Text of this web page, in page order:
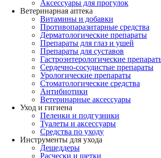
Аксессуары для прогулок
Ветеринарная аптека
Витамины и добавки
Противопаразитарные средства
Дерматологические препараты
Препараты для глаз и ушей
Препараты для суставов
Гастроэнтерологические
Сердечно-сосудистые препараты
Урологические препараты
Стоматологические средства
Антибиотики
Ветеринарные аксессуары
Уход и гигиена
Пеленки и подгузники
Туалеты и аксессуары
Средства по уходу
Инструменты для ухода
Дешеддеры
Расчески и щетки